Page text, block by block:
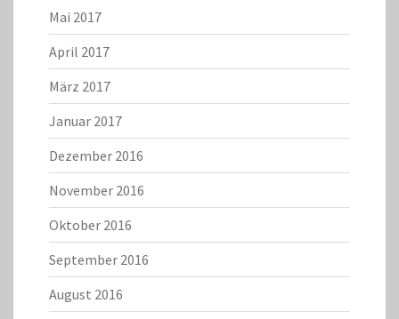
Mai 2017
April 2017
März 2017
Januar 2017
Dezember 2016
November 2016
Oktober 2016
September 2016
August 2016